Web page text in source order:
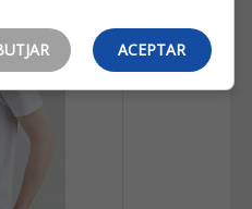
ACEPTAR